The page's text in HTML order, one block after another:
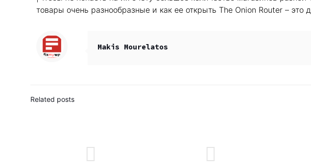
товары очень разнообразные и как ее открыть The Onion Router –
Makis Mourelatos
Related posts